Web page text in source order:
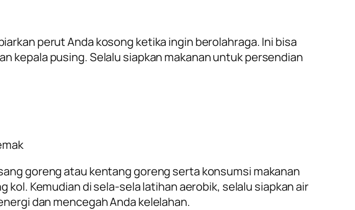
perut Anda kosong ketika ingin berolahraga. Ini bisa
kepala pusing. Selalu siapkan makanan untuk persendian
goreng atau kentang goreng serta konsumsi makanan
Kemudian di sela-sela latihan aerobik, selalu siapkan air
dan mencegah Anda kelelahan.